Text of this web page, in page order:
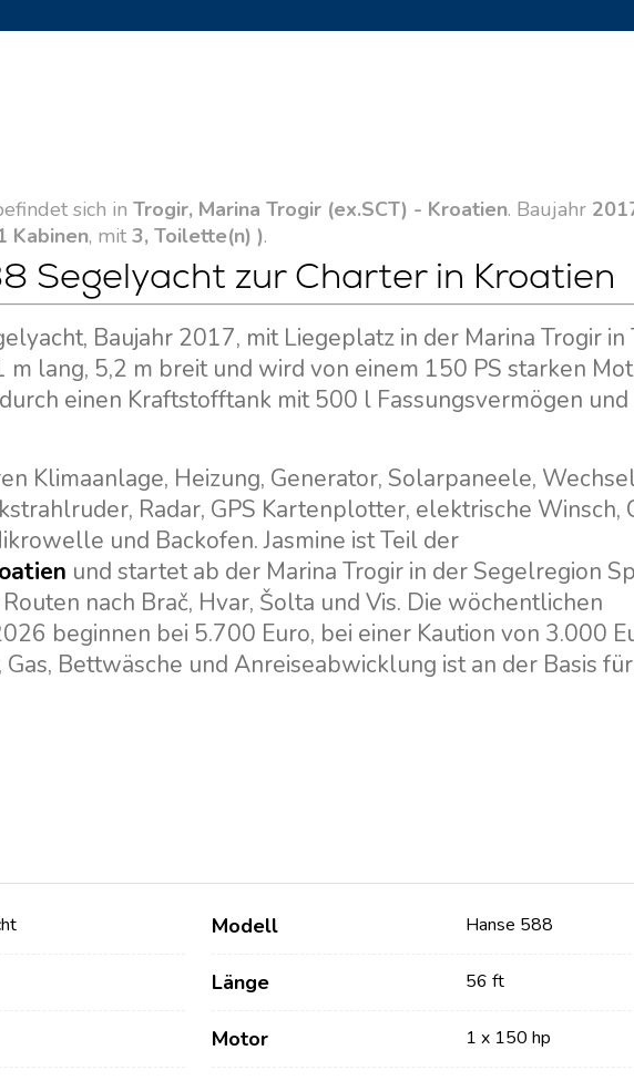
sich in Trogir, Marina Trogir (ex.SCT) - Kroatien. Baujahr
Kabinen, mit 3, Toilette(n) ).
Segelyacht zur Charter in Kroatien
Baujahr 2017, mit Liegeplatz in der Marina Trogir in
m lang, 5,2 m breit und wird von einem 150 PS starken
einen Kraftstofftank mit 500 l Fassungsvermögen und
Klimaanlage, Heizung, Generator, Solarpaneele,
Radar, GPS Kartenplotter, elektrische Winsch,
und Backofen. Jasmine ist Teil der
und startet ab der Marina Trogir in der Segelregion
nach Brač, Hvar, Šolta und Vis. Die wöchentlichen
beginnen bei 5.700 Euro, bei einer Kaution von 3.000
Bettwäsche und Anreiseabwicklung ist an der Basis
Modell Hanse 588
Länge 56 ft
Motor 1 x 150 hp